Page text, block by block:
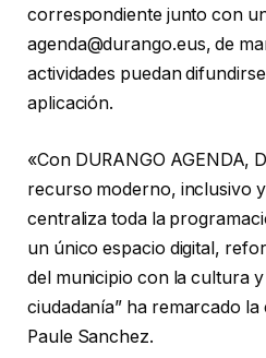
correspondiente junto con
agenda@durango.eus, de
actividades puedan
aplicación.
«Con DURANGO AGENDA,
recurso moderno, inclusivo
centraliza toda la
un único espacio digital,
del municipio con la cultura
ciudadanía” ha remarcado
Paule Sanchez.